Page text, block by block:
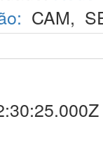
CAM,